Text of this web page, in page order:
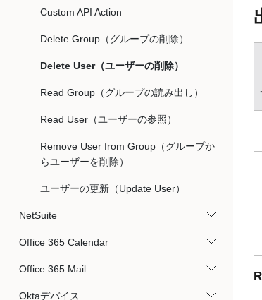
Custom API Action
Delete Group（グループの削除）
Delete User（ユーザーの削除）
Read Group（グループの読み出し）
Read User（ユーザーの参照）
Remove User from Group（グループか
らユーザーを削除）
ユーザーの更新（Update User）
NetSuite
Office 365 Calendar
Office 365 Mail
Oktaデバイス